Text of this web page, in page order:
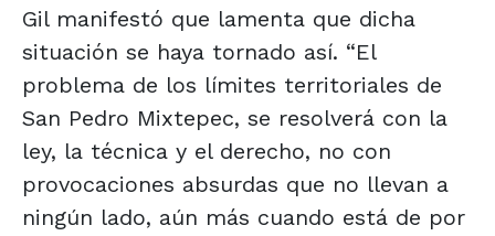
Gil manifestó que lamenta que dicha
situación se haya tornado así. “El
problema de los límites territoriales de
San Pedro Mixtepec, se resolverá con la
ley, la técnica y el derecho, no con
provocaciones absurdas que no llevan a
ningún lado, aún más cuando está de por